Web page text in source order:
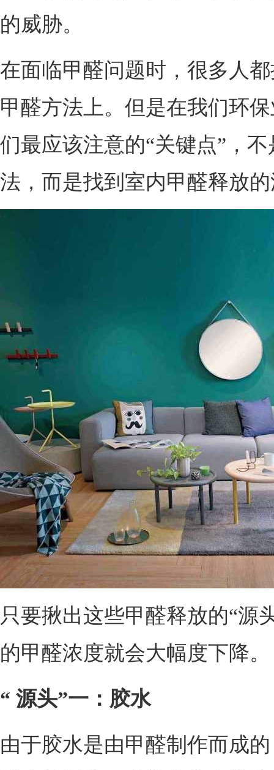
的威胁。
在面临甲醛问题时，很多人
甲醛方法上。但是在我们环
们最应该注意的“关键点”，
法，而是找到室内甲醛释放
只要揪出这些甲醛释放的“源
的甲醛浓度就会大幅度下降。
“ 源头”一：胶水
由于胶水是由甲醛制作而成